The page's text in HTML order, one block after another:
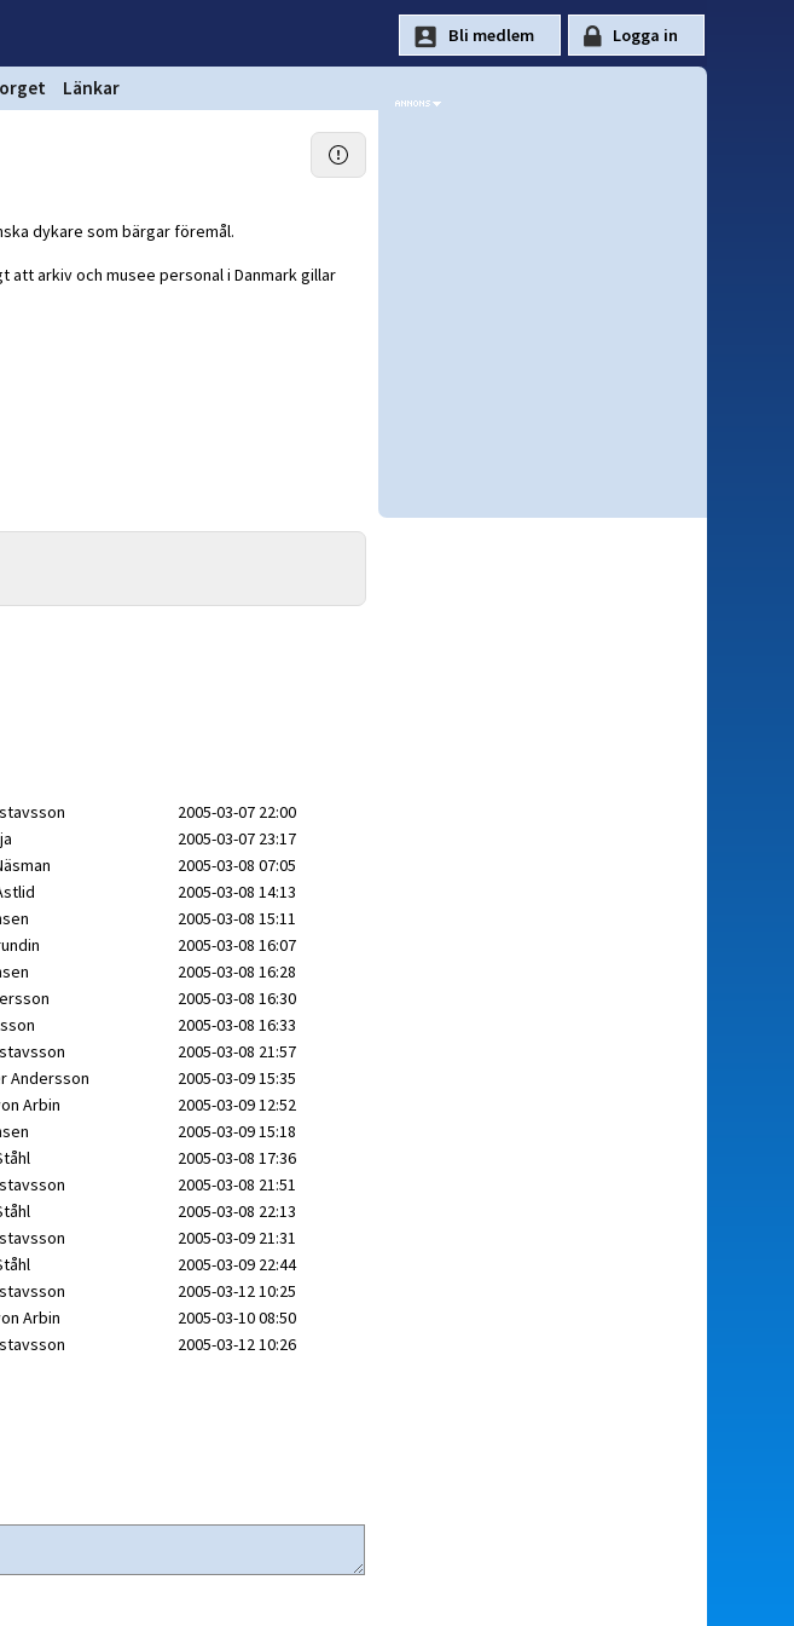
Länkar
dykare som bärgar föremål.
arkiv och musee personal i Danmark gillar
2005-03-07 22:00
2005-03-07 23:17
2005-03-08 07:05
2005-03-08 14:13
2005-03-08 15:11
2005-03-08 16:07
2005-03-08 16:28
2005-03-08 16:30
2005-03-08 16:33
2005-03-08 21:57
Andersson
2005-03-09 15:35
Arbin
2005-03-09 12:52
2005-03-09 15:18
2005-03-08 17:36
2005-03-08 21:51
2005-03-08 22:13
2005-03-09 21:31
2005-03-09 22:44
2005-03-12 10:25
Arbin
2005-03-10 08:50
2005-03-12 10:26